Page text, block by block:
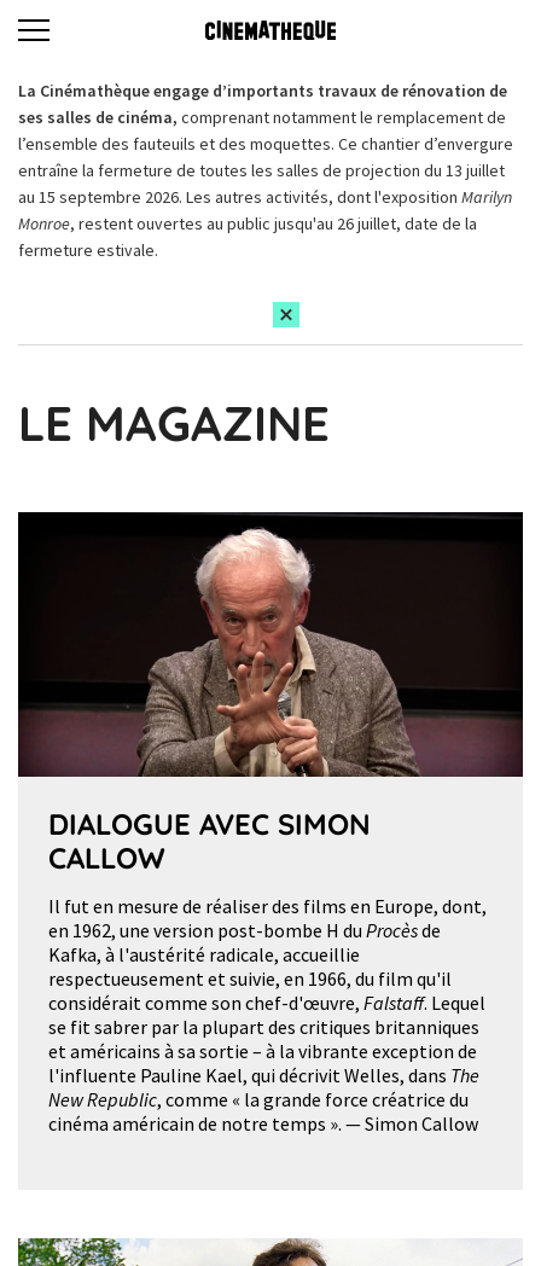
La Cinémathèque engage d’importants travaux de rénovation de
ses salles de cinéma, comprenant notamment le remplacement de
l’ensemble des fauteuils et des moquettes. Ce chantier d’envergure
entraîne la fermeture de toutes les salles de projection du 13 juillet
au 15 septembre 2026. Les autres activités, dont l'exposition Marilyn
Monroe, restent ouvertes au public jusqu'au 26 juillet, date de la
fermeture estivale.
LE MAGAZINE
DIALOGUE AVEC SIMON
CALLOW
Il fut en mesure de réaliser des films en Europe, dont,
en 1962, une version post-bombe H du Procèsde
Kafka, à l'austérité radicale, accueillie
respectueusement et suivie, en 1966, du film qu'il
considérait comme son chef-d'œuvre, Falstaff. Lequel
se fit sabrer par la plupart des critiques britanniques
et américains à sa sortie – à la vibrante exception de
l'influente Pauline Kael, qui décrivit Welles, dans The
New Republic, comme « la grande force créatrice du
cinéma américain de notre temps ». — Simon Callow